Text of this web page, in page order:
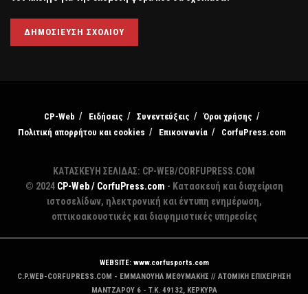
CP-Web Ειδήσεις Συνεντεύξεις
Όροι χρήσης
Πολιτική απορρήτου και cookies
Επικοινωνία CorfuPress.com
ΚΑΤΑΣΚΕΥΗ ΣΕΛΙΔΑΣ: CP-WEB/CORFUPRESS.COM
© 2024 CP-Web / CorfuPress.com - Κατασκευή και διαχείριση
ιστοσελίδων, ηλεκτρονική και έντυπη ενημέρωση,
οπτικοακουστικές και διαφημιστικές υπηρεσίες
WEBSITE: www.corfusports.com
C.P.WEB-CORFUPRESS.COM - ΕΜΜΑΝΟΥΗΛ ΜΕΘΥΜΑΚΗΣ // ΑΤΟΜΙΚΗ ΕΠΙΧΕΙΡΗΣΗ
MANTZAΡΟΥ 6 - T.K. 49132, ΚΕΡΚΥΡΑ